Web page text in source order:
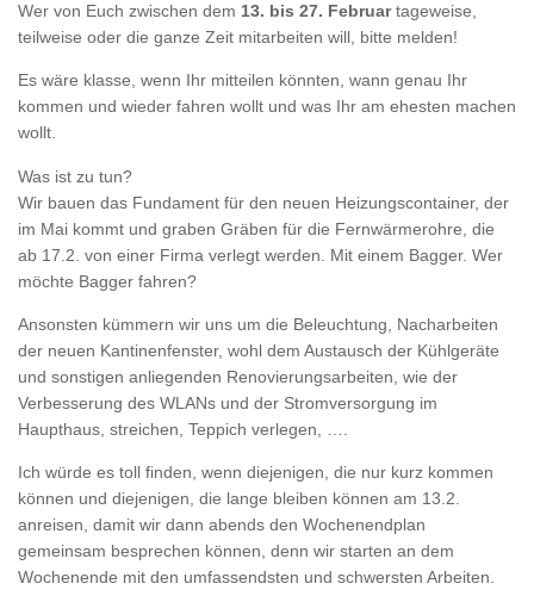
Wer von Euch zwischen dem 13. bis 27. Februartageweise,
teilweise oder die ganze Zeit mitarbeiten will, bitte melden!
Es wäre klasse, wenn Ihr mitteilen könnten, wann genau Ihr
kommen und wieder fahren wollt und was Ihr am ehesten machen
wollt.
Was ist zu tun?
Wir bauen das Fundament für den neuen Heizungscontainer, der
im Mai kommt und graben Gräben für die Fernwärmerohre, die
ab 17.2. von einer Firma verlegt werden. Mit einem Bagger. Wer
möchte Bagger fahren?
Ansonsten kümmern wir uns um die Beleuchtung, Nacharbeiten
der neuen Kantinenfenster, wohl dem Austausch der Kühlgeräte
und sonstigen anliegenden Renovierungsarbeiten, wie der
Verbesserung des WLANs und der Stromversorgung im
Haupthaus, streichen, Teppich verlegen, ….
Ich würde es toll finden, wenn diejenigen, die nur kurz kommen
können und diejenigen, die lange bleiben können am 13.2.
anreisen, damit wir dann abends den Wochenendplan
gemeinsam besprechen können, denn wir starten an dem
Wochenende mit den umfassendsten und schwersten Arbeiten.